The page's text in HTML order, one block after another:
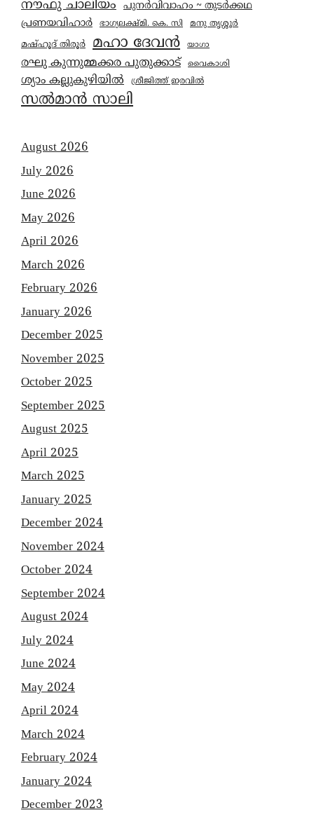
നൗഫു ചാലിയം പുനർവിവാഹം ~ തുടർക്കഥ
പ്രണയവിഹാർ ഭാഗ്യലക്ഷ്മി. കെ. സി
മനു തൃശ്ശൂർ
മഷ്ഹൂദ് തിരൂർ
മഹാ ദേവൻ യാഗാ
രഘു കുന്നുമ്മക്കര പുതുക്കാട് വൈകാശി
ശ്യാം കല്ലുകുഴിയിൽ ശ്രീജിത്ത് ഇരവിൽ
സൽമാൻ സാലി
August 2026
July 2026
June 2026
May 2026
April 2026
March 2026
February 2026
January 2026
December 2025
November 2025
October 2025
September 2025
August 2025
April 2025
March 2025
January 2025
December 2024
November 2024
October 2024
September 2024
August 2024
July 2024
June 2024
May 2024
April 2024
March 2024
February 2024
January 2024
December 2023